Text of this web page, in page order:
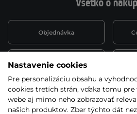
Všetko o
Objednávka
Spôsob platby
Montáž a servis
Nastavenie cookies
Pre personalizáciu obsahu a
cookies tretích strán, vďaka tomu pre
webe aj mimo neho zobrazovať
našich produktov. Zber týchto dát